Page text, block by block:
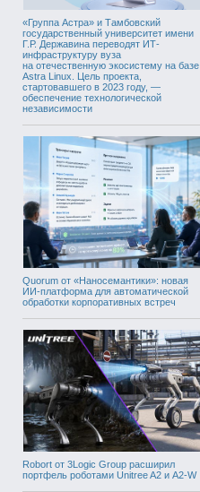
«Группа Астра» и Тамбовский
государственный университет имени
Г.Р. Державина переводят ИТ-
инфраструктуру вуза
на отечественную экосистему на базе
Astra Linux. Цель проекта,
стартовавшего в 2023 году, —
обеспечение технологической
независимости
Quorum от «Наносемантики»: новая
ИИ-платформа для автоматической
обработки корпоративных встреч
Robort от 3Logic Group расширил
портфель роботами Unitree A2 и A2-W